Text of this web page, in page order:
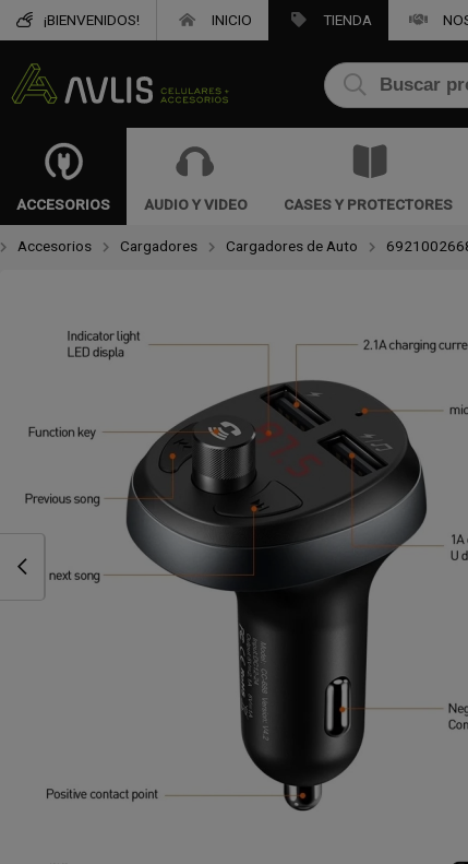
¡BIENVENIDOS! INICIO TIENDA
ACCESORIOS AUDIO Y VIDEO CASES Y PROTECTORES
Accesorios Cargadores Cargadores de Auto